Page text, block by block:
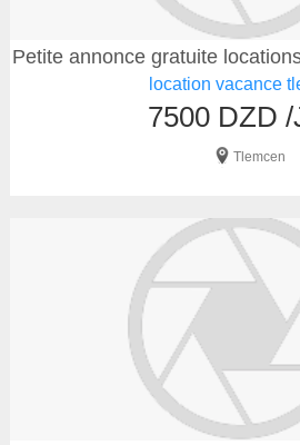
Petite annonce gratuite
location vacance
7500 DZD
Tlemcen